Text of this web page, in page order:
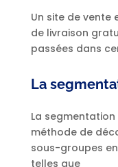
Un site de vente
de livraison
passées dans
La
La
méthode de
sous-groupes
telles que